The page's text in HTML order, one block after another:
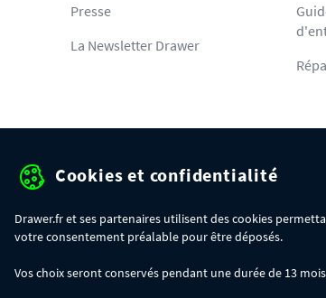
Presse
La Newsletter Drawer
Protection
- 30€ sur votre commande dès 300€ d'achat, avec le code
Cookies et confidentialité
Drawer.fr et ses partenaires utilisent des cookies
votre consentement préalable pour être déposés.
Vos choix seront conservés pendant une durée de 13